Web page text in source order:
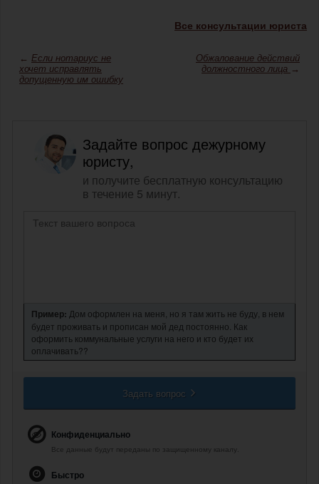
Все консультации юриста
← Если нотариус не
хочет исправлять
допущенную им ошибку
Обжалование действий
должностного лица →
Задайте вопрос дежурному
юристу,
и получите бесплатную консультацию
в течение 5 минут.
Пример: Дом оформлен на меня, но я там жить не буду, в нем
будет проживать и прописан мой дед постоянно. Как
оформить коммунальные услуги на него и кто будет их
оплачивать??
Задать вопрос
Конфиденциально
Все данные будут переданы по защищенному каналу.
Быстро